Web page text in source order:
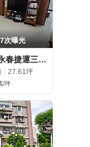
次曝光
住商承辦★新案永春捷運三房3樓美寓-賞屋合意協助您談價速洽!
27.61坪
/坪